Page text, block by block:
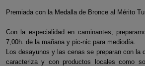
Premiada con la Medalla de Bronce al Mérito
Con la especialidad en caminantes,
7,00h. de la mañana y pic-nic para mediodía.
Los desayunos y las cenas se preparan con la
caracteriza y con productos locales como